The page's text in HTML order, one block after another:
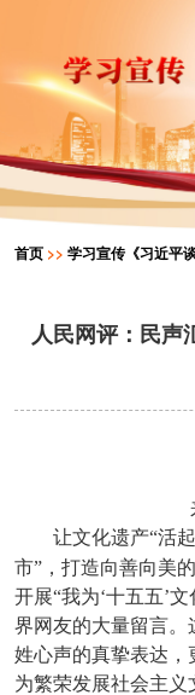
首页 >> 学习宣传《习近平
人民网评：民声
让文化遗产“活
市”，打造向善向美
开展“我为‘十五五’
界网友的大量留言。
姓心声的真挚表达，
为繁荣发展社会主义